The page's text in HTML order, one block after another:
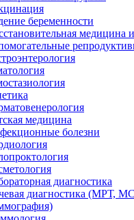
беременности
медицина
медицина
болезни
диагностика
диагностика (МРТ,